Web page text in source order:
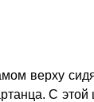
верху
С этой